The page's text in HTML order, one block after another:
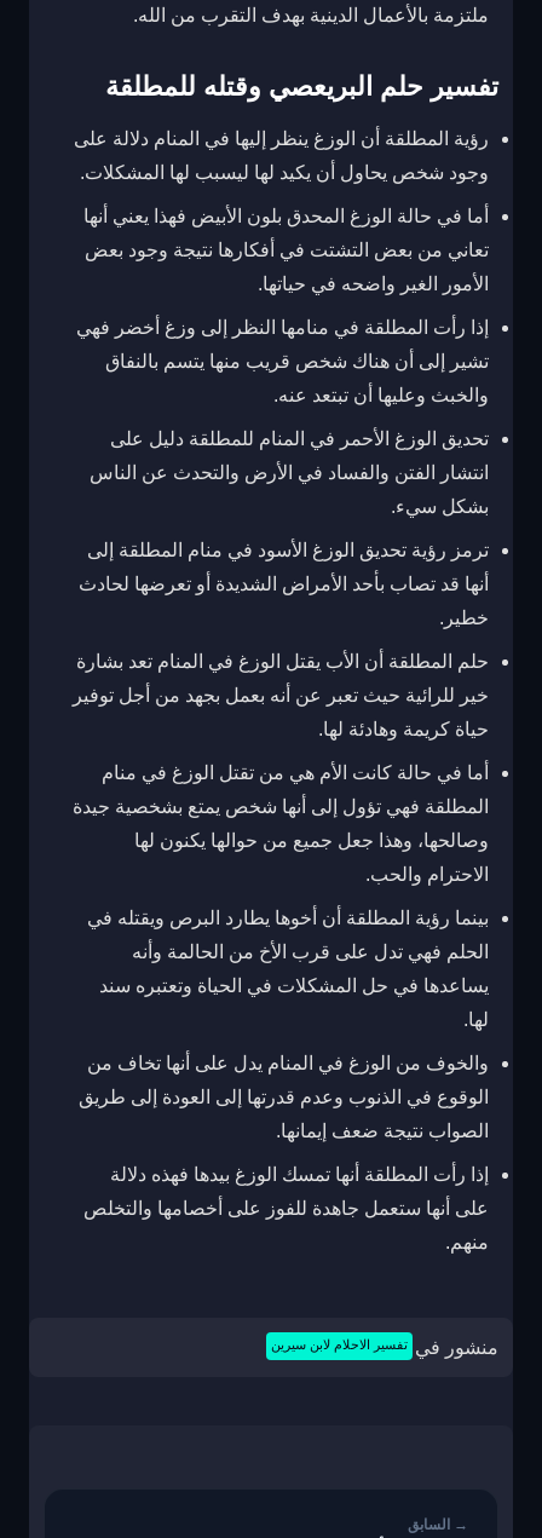
ملتزمة بالأعمال الدينية بهدف التقرب من الله.
تفسير حلم البريعصي وقتله للمطلقة
رؤية المطلقة أن الوزغ ينظر إليها في المنام دلالة على
وجود شخص يحاول أن يكيد لها ليسبب لها المشكلات.
أما في حالة الوزغ المحدق بلون الأبيض فهذا يعني أنها
تعاني من بعض التشتت في أفكارها نتيجة وجود بعض
الأمور الغير واضحه في حياتها.
إذا رأت المطلقة في منامها النظر إلى وزغ أخضر فهي
تشير إلى أن هناك شخص قريب منها يتسم بالنفاق
والخبث وعليها أن تبتعد عنه.
تحديق الوزغ الأحمر في المنام للمطلقة دليل على
انتشار الفتن والفساد في الأرض والتحدث عن الناس
بشكل سيء.
ترمز رؤية تحديق الوزغ الأسود في منام المطلقة إلى
أنها قد تصاب بأحد الأمراض الشديدة أو تعرضها لحادث
خطير.
حلم المطلقة أن الأب يقتل الوزغ في المنام تعد بشارة
خير للرائية حيث تعبر عن أنه بعمل بجهد من أجل توفير
حياة كريمة وهادئة لها.
أما في حالة كانت الأم هي من تقتل الوزغ في منام
المطلقة فهي تؤول إلى أنها شخص يمتع بشخصية جيدة
وصالحها، وهذا جعل جميع من حوالها يكنون لها
الاحترام والحب.
بينما رؤية المطلقة أن أخوها يطارد البرص ويقتله في
الحلم فهي تدل على قرب الأخ من الحالمة وأنه
يساعدها في حل المشكلات في الحياة وتعتبره سند
لها.
والخوف من الوزغ في المنام يدل على أنها تخاف من
الوقوع في الذنوب وعدم قدرتها إلى العودة إلى طريق
الصواب نتيجة ضعف إيمانها.
إذا رأت المطلقة أنها تمسك الوزغ بيدها فهذه دلالة
على أنها ستعمل جاهدة للفوز على أخصامها والتخلص
منهم.
منشور في تفسير الاحلام لابن سيرين